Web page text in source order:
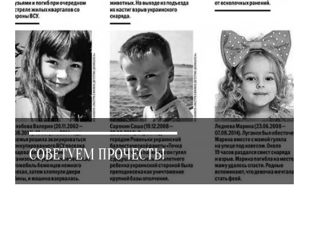
СОВЕТУЕМ ПРОЧЕСТЬ!